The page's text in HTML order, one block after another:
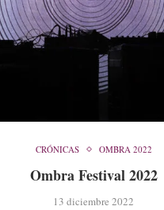
CRÓNICAS OMBRA 2022
Ombra Festival 2022
13 diciembre 2022